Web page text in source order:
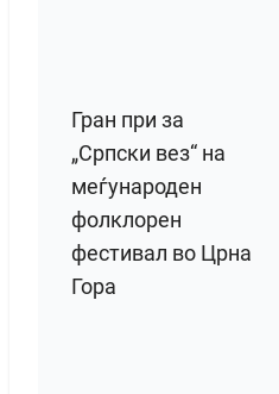
Гран при за
„Српски вез“ на
меѓународен
фолклорен
фестивал во Црна
Гора